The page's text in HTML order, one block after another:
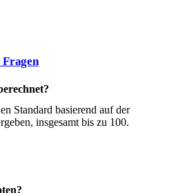
Fragen
Standard basierend auf der
insgesamt bis zu 100.